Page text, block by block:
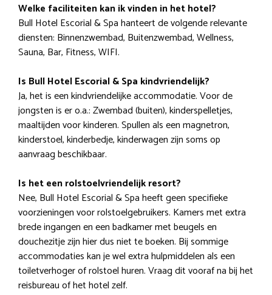
Welke faciliteiten kan ik vinden in het hotel?
Bull Hotel Escorial & Spa hanteert de volgende relevante
diensten: Binnenzwembad, Buitenzwembad, Wellness,
Sauna, Bar, Fitness, WIFI.
Is Bull Hotel Escorial & Spa kindvriendelijk?
Ja, het is een kindvriendelijke accommodatie. Voor de
jongsten is er o.a.: Zwembad (buiten), kinderspelletjes,
maaltijden voor kinderen. Spullen als een magnetron,
kinderstoel, kinderbedje, kinderwagen zijn soms op
aanvraag beschikbaar.
Is het een rolstoelvriendelijk resort?
Nee, Bull Hotel Escorial & Spa heeft geen specifieke
voorzieningen voor rolstoelgebruikers. Kamers met extra
brede ingangen en een badkamer met beugels en
douchezitje zijn hier dus niet te boeken. Bij sommige
accommodaties kan je wel extra hulpmiddelen als een
toiletverhoger of rolstoel huren. Vraag dit vooraf na bij het
reisbureau of het hotel zelf.